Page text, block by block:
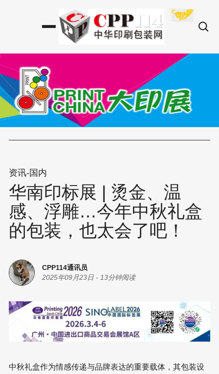
资讯-国内
华南印标展 | 烫金、温
感、浮雕…今年中秋礼盒
的包装，也太会了吧！
CPP114通讯员
2025年09月23日 - 13分钟阅读
中秋礼盒作为情感传递与品牌表达的重要载体，其包装设